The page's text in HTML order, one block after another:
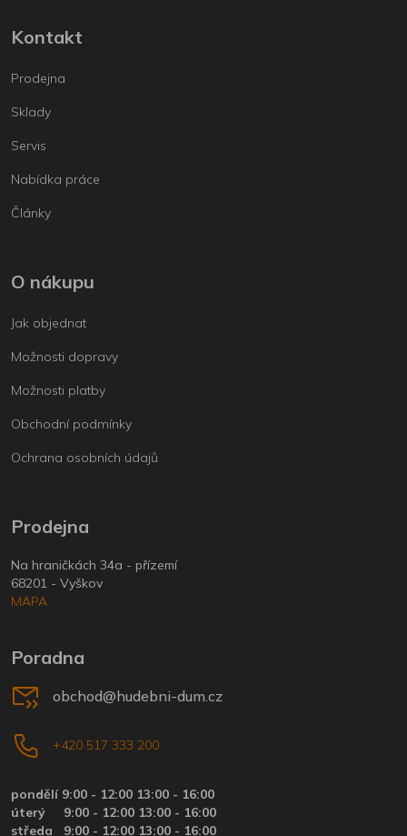
Kontakt
Prodejna
Sklady
Servis
Nabídka práce
Články
O nákupu
Jak objednat
Možnosti dopravy
Možnosti platby
Obchodní podmínky
Ochrana osobních údajů
Prodejna
Na hraničkách 34a - přízemí
68201 - Vyškov
MAPA
Poradna
obchod@hudebni-dum.cz
+420 517 333 200
pondělí 9:00 - 12:00 13:00 - 16:00
úterý 9:00 - 12:00 13:00 - 16:00
středa 9:00 - 12:00 13:00 - 16:00